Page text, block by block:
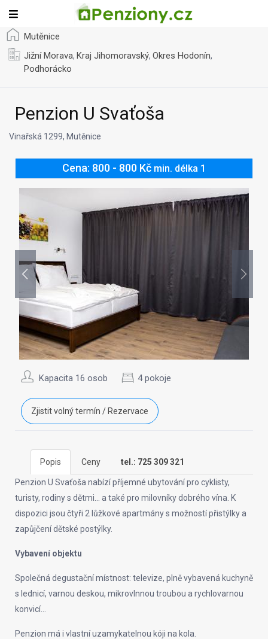
Mutěnice
Jižní Morava, Kraj Jihomoravský, Okres Hodonín,
Podhorácko
Penzion U Svaťoša
Vinařská 1299, Mutěnice
Cena: 800 - 800 Kč min. délka 1
Kapacita 16 osob 4 pokoje
Zjistit volný termín / Rezervace
Popis Ceny tel.: 725 309 321
Penzion U Svaťoša nabízí příjemné ubytování pro cyklisty,
turisty, rodiny s dětmi… a také pro milovníky dobrého vína. K
dispozici jsou čtyři 2 lůžkové apartmány s možností přistýlky a
zapůjčení dětské postýlky.
Vybavení objektu
Společná degustační místnost: televize, plně vybavená kuchyně
s lednicí, varnou deskou, mikrovlnnou troubou a rychlovarnou
konvicí…
Penzion má i vlastní uzamykatelnou kóji na kola.